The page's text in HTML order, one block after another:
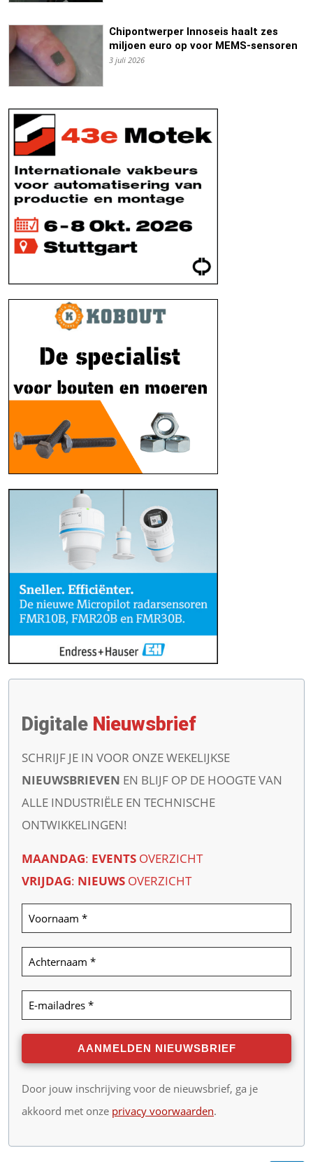
Chipontwerper Innoseis haalt zes
miljoen euro op voor MEMS-sensoren
3 juli 2026
Digitale Nieuwsbrief
SCHRIJF JE IN VOOR ONZE WEKELIJKSE
NIEUWSBRIEVEN EN BLIJF OP DE HOOGTE VAN
ALLE INDUSTRIËLE EN TECHNISCHE
ONTWIKKELINGEN!
MAANDAG: EVENTS OVERZICHT
VRIJDAG: NIEUWS OVERZICHT
Door jouw inschrijving voor de nieuwsbrief, ga je
akkoord met onze privacy voorwaarden.